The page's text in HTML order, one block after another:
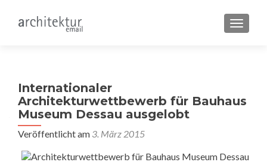
Internationaler
Architekturwettbewerb für Bauhaus
Museum Dessau ausgelobt
Veröffentlicht am 3. März 2015